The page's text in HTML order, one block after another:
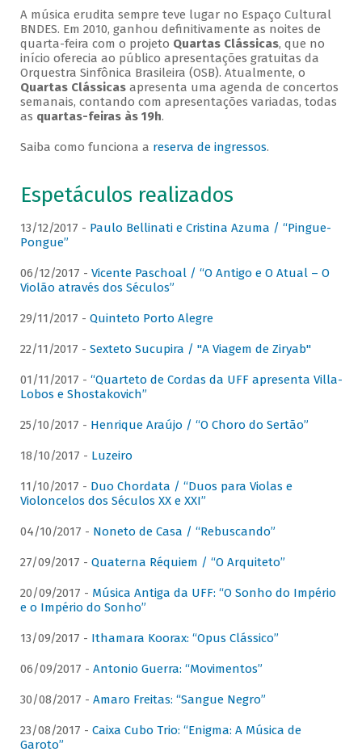
A música erudita sempre teve lugar no Espaço Cultural
BNDES. Em 2010, ganhou definitivamente as noites de
quarta-feira com o projeto Quartas Clássicas, que no
início oferecia ao público apresentações gratuitas da
Orquestra Sinfônica Brasileira (OSB). Atualmente, o
Quartas Clássicasapresenta uma agenda de concertos
semanais, contando com apresentações variadas, todas
as quartas-feiras às 19h.
Saiba como funciona a reserva de ingressos.
Espetáculos realizados
13/12/2017 - Paulo Bellinati e Cristina Azuma / “Pingue-
Pongue”
06/12/2017 - Vicente Paschoal / “O Antigo e O Atual – O
Violão através dos Séculos”
29/11/2017 - Quinteto Porto Alegre
22/11/2017 - Sexteto Sucupira / "A Viagem de Ziryab"
01/11/2017 - “Quarteto de Cordas da UFF apresenta Villa-
Lobos e Shostakovich”
25/10/2017 - Henrique Araújo / “O Choro do Sertão”
18/10/2017 - Luzeiro
11/10/2017 - Duo Chordata / “Duos para Violas e
Violoncelos dos Séculos XX e XXI”
04/10/2017 - Noneto de Casa / “Rebuscando”
27/09/2017 - Quaterna Réquiem / “O Arquiteto”
20/09/2017 - Música Antiga da UFF: “O Sonho do Império
e o Império do Sonho”
13/09/2017 - Ithamara Koorax: “Opus Clássico”
06/09/2017 - Antonio Guerra: “Movimentos”
30/08/2017 - Amaro Freitas: “Sangue Negro”
23/08/2017 - Caixa Cubo Trio: “Enigma: A Música de
Garoto”